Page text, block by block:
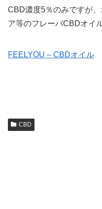
CBD濃度5％のみですが
ア等のフレーバCBDオイ
FEELYOU – CBDオイル
CBD